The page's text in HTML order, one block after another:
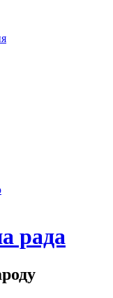
рада